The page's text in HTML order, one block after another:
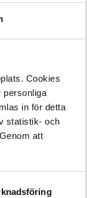
Cookies
personliga
in för detta
statistik- och
att